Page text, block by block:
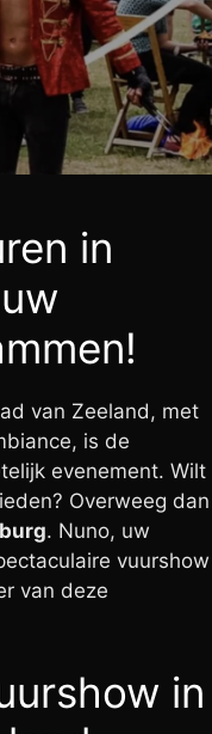
in
van Zeeland, met
is de
evenement. Wilt
Overweeg dan
. Nuno, uw
vuurshow
van deze
in